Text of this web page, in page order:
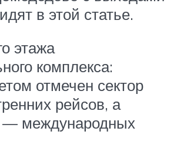
в этой статье.
этажа
комплекса:
отмечен сектор
рейсов, а
международных